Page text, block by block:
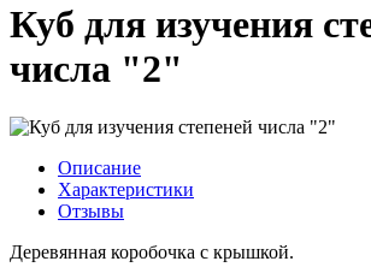
Куб для изучения
числа "2"
Описание
Характеристики
Отзывы
Деревянная коробочка с крышкой.